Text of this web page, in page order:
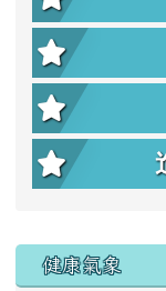
右邊區域內容
健康氣象